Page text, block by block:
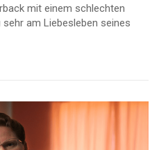
mit einem schlechten
am Liebesleben seines